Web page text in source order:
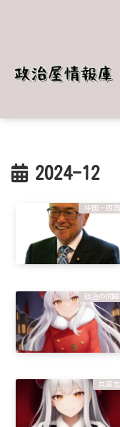
2024-12
中国・四国
政治の問題
共産党